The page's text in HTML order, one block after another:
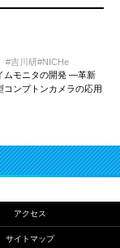
吉川研 NICHe
ムモニタの開発 ―革新
コンプトンカメラの応用
アクセス
サイトマップ